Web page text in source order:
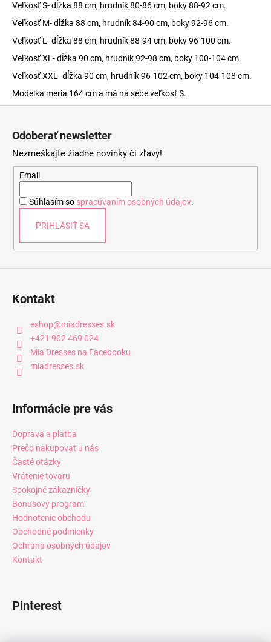
Veľkosť S- dĺžka 88 cm, hrudník 80-86 cm, boky 88-92 cm.
Veľkosť M- dĺžka 88 cm, hrudník 84-90 cm, boky 92-96 cm.
Veľkosť L- dĺžka 88 cm, hrudník 88-94 cm, boky 96-100 cm.
Veľkosť XL- dĺžka 90 cm, hrudník 92-98 cm, boky 100-104 cm.
Veľkosť XXL- dĺžka 90 cm, hrudník 96-102 cm, boky 104-108 cm.
Modelka meria 164 cm a má na sebe veľkosť S.
Odoberať newsletter
Nezmeškajte žiadne novinky či zľavy!
Email
Súhlasím so spracúvaním osobných údajov.
PRIHLÁSIŤ SA
Kontakt
eshop@miadresses.sk
+421 902 469 024
Mia Dresses na Facebooku
miadresses.sk
Informácie pre vás
Doprava a platba
Prečo nakupovať u nás
Časté otázky
Vrátenie tovaru
Spokojné zákazníčky
Bonusový program
Hodnotenie obchodu
Obchodné podmienky
Ochrana osobných údajov
Kontakt
Pinterest